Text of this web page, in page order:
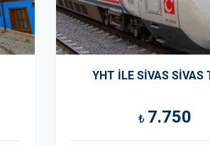
YHT İLE SİVAS SİVAS
₺ 7.750